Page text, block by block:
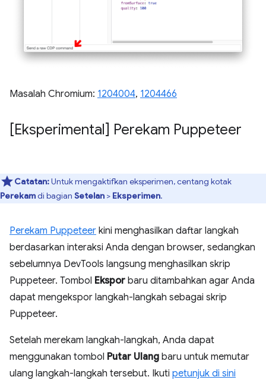
Masalah Chromium: 1204004, 1204466
[Eksperimental] Perekam Puppeteer
Catatan:Untuk mengaktifkan eksperimen, centang kotak
Perekamdi bagian Setelan > Eksperimen.
Perekam Puppeteer kini menghasilkan daftar langkah
berdasarkan interaksi Anda dengan browser, sedangkan
sebelumnya DevTools langsung menghasilkan skrip
Puppeteer. Tombol Ekspor baru ditambahkan agar Anda
dapat mengekspor langkah-langkah sebagai skrip
Puppeteer.
Setelah merekam langkah-langkah, Anda dapat
menggunakan tombol Putar Ulang baru untuk memutar
ulang langkah-langkah tersebut. Ikuti petunjuk di sini